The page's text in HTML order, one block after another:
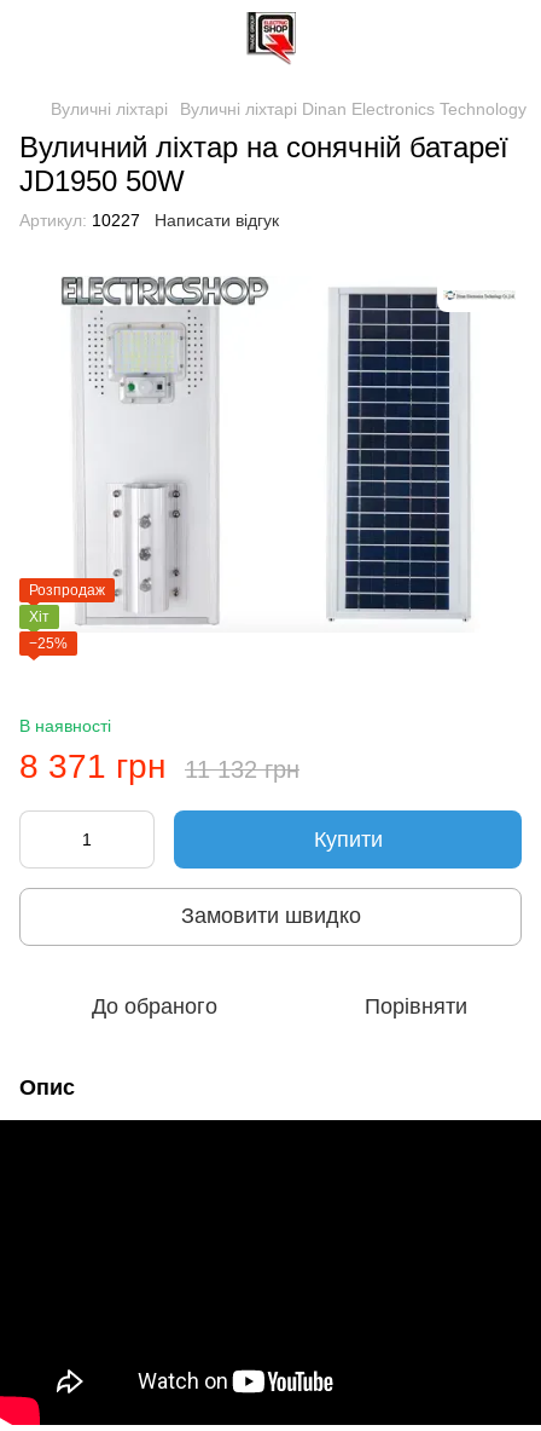
Вуличні ліхтарі Вуличні ліхтарі Dinan Electronics Technology
Вуличний ліхтар на сонячній батареї
JD1950 50W
Артикул: 10227 Написати відгук
Розпродаж
Хіт
−25%
В наявності
8 371 грн 11 132 грн
Купити
Замовити швидко
До обраного Порівняти
Опис